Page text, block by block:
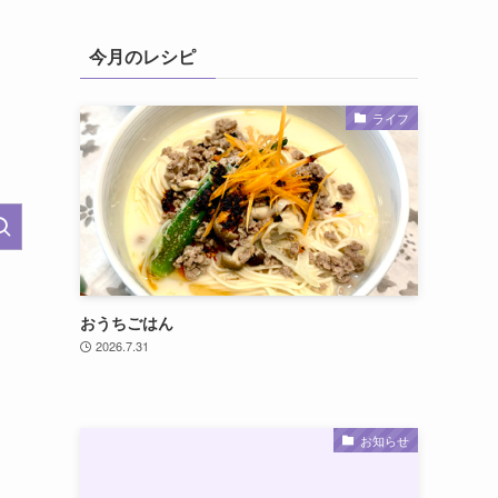
今月のレシピ
ライフ
おうちごはん
2026.7.31
お知らせ